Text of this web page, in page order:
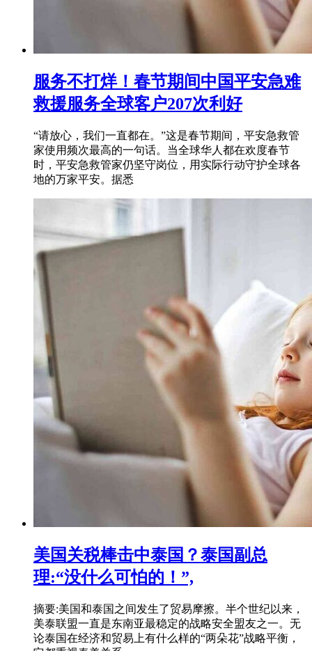
服务不打烊！春节期间中国平安急难
救援服务全球客户207次利好
“请放心，我们一直都在。”这是春节期间，平安急救管
家使用频次最高的一句话。当全球华人都在欢度春节
时，平安急救管家仍坚守岗位，用实际行动守护全球各
地的万家平安。据悉
美国关税棒击中泰国？泰国副总
理:“没什么可怕的！”,
摘要:美国和泰国之间发生了贸易摩擦。半个世纪以来，
美泰联盟一直是东南亚最稳定的战略安全盟友之一。无
论泰国在经济和贸易上有什么样的“两朵花”战略平衡，